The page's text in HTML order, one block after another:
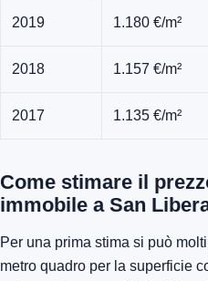
2019 1.180 €/m²
2018 1.157 €/m²
2017 1.135 €/m²
Come stimare il
immobile a San
Per una prima stima si può
metro quadro per la superficie